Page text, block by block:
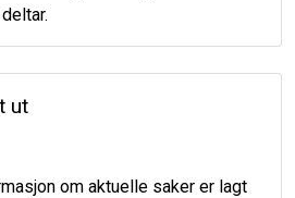
ut
om aktuelle saker er lagt